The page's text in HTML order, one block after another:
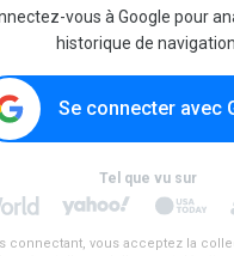
vous à Google pour
historique de navigation.
Se connecter avec
Tel que vu sur
connectant, vous acceptez la